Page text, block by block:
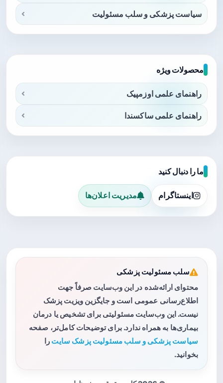
سیاست پزشکی و سلب مسئولیت
محصولات ویژه
راهنمای علمی اوزمپیک
راهنمای علمی ساکسندا
ما را دنبال کنید
اینستاگرام مدیریت اعلان‌ها
سلب مسئولیت پزشکی
محتوای ارائه‌شده در این وب‌سایت صرفاً جهت
اطلاع‌رسانی عمومی است و جایگزین ویزیت پزشک
نیست. این وب‌سایت مسئولیتی برای تشخیص یا درمان
بیماری‌ها به همراه ندارد. برای توضیحات کامل‌تر، صفحه
سیاست پزشکی و سلب مسئولیت پزشک سایت را
بخوانید.